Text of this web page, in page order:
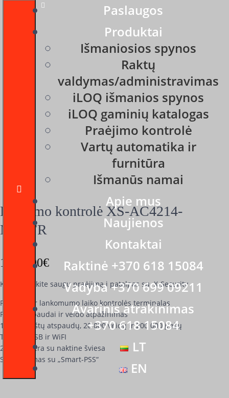
Paslaugos
Produktai
Išmaniosios spynos
Raktų
valdymas/administravimas
iLOQ išmanios spynos
iLOQ gaminių katalogas
Praėjimo kontrolė
Vartų automatika ir
furnitūra
Išmanūs namai
Apie mus
Naujienos
Kontaktai
Raktinė +370 618 15084
Vadyba +370 699 09211
Avarinis atrakinimas
+370 618 15084
LT
EN
Praėjimo kontrolė
Praėjimo kontrolė XS-AC4214-
MFPFR
1,380,00€
Kontroliuokite saugu praėjimą į patalpas su X-Security
Praėjimo ir lankomumo laiko kontrolės terminalas
Pirštų atspaudai ir veido atpažinimas
10 000 pirštų atspaudų, 20 000 veidų ir 200 000 įrašų
TCP / IP, USB ir WiFI
2 MP kamera su naktine šviesa
Suderinamas su „Smart-PSS“